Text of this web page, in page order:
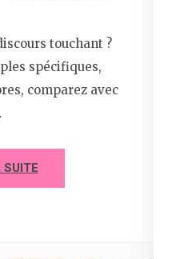
touchant ?
spécifiques,
comparez avec
SUITE